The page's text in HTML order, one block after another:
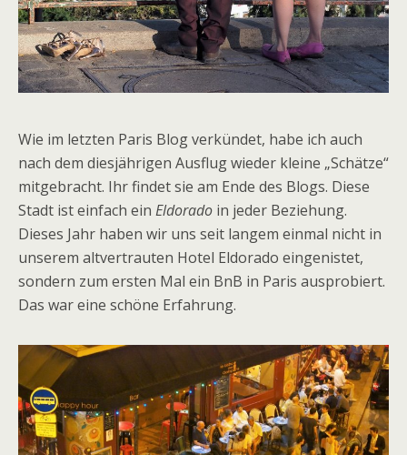
Wie im letzten Paris Blog verkündet, habe ich auch
nach dem diesjährigen Ausflug wieder kleine „Schätze“
mitgebracht. Ihr findet sie am Ende des Blogs. Diese
Stadt ist einfach ein Eldorado in jeder Beziehung.
Dieses Jahr haben wir uns seit langem einmal nicht in
unserem altvertrauten Hotel Eldorado eingenistet,
sondern zum ersten Mal ein BnB in Paris ausprobiert.
Das war eine schöne Erfahrung.